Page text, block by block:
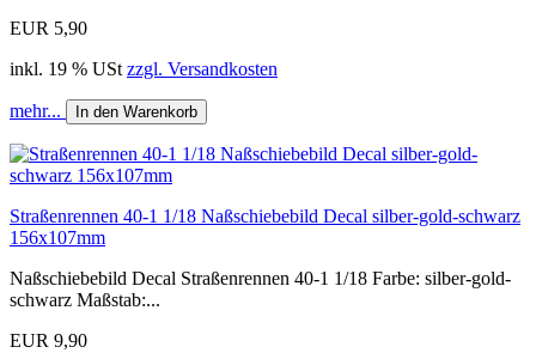
EUR 5,90
inkl. 19 % USt zzgl. Versandkosten
mehr... In den Warenkorb
Straßenrennen 40-1 1/18 Naßschiebebild Decal silber-gold-schwarz
156x107mm
Naßschiebebild Decal Straßenrennen 40-1 1/18 Farbe: silber-gold-
schwarz Maßstab:...
EUR 9,90